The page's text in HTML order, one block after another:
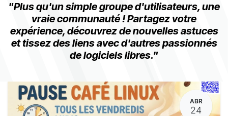
"Plus qu'un simple groupe d'utilisateurs, une
vraie communauté ! Partagez votre
expérience, découvrez de nouvelles astuces
et tissez des liens avec d'autres passionnés
de logiciels libres."
ABR
24